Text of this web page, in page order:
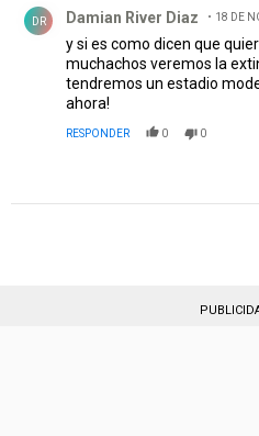
DR Damian River Diaz 18 DE
y si es como dicen que
muchachos veremos la
tendremos un estadio
ahora!
RESPONDER 0 0